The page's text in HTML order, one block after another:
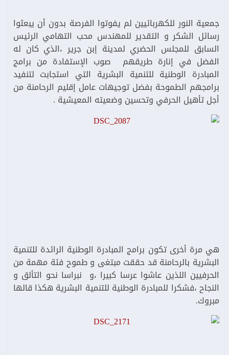
جمعية النور للكهربائيين لم يفوتوا الفرصة بدون أن يبعثوا
رسائل الشكر و التقدير للمهندس محب التهامي الرئيس
السابق للمجلس الحضري لمدينة إبن جرير ،الذي كان له
الفضل في إنارة طريقهم صوب الإستفادة من برامج
المبادرة الوطنية للتنمية البشرية التي استجابت لتنفيد
برامجهم الطموحة بفضل توجيهات عامل إقليم الرحامنة من
أجل تأهيل الحرفي وتحسين وضعيته المعيشية .
هي مرة أخرى تكون برامج المبادرة الوطنية الرائدة للتنمية
البشرية بالرحامنة قد حققت مبتغى و طموح فئة مهمة من
الحرفيين اللذين عاشوا عرسا كبيرا ،و نبراسا نحو التألق و
النجاح ،فشكرا للمبادرة الوطنية للتنمية البشرية هكذا قالها
مبروك.